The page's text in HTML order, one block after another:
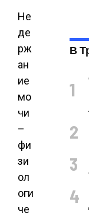
Не
де
рж
ан
ие
мо
чи
–
фи
зи
ол
оги
че
В